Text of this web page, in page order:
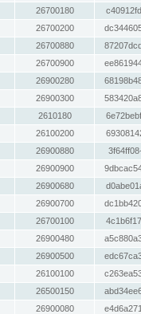
26700180
26700200
26700880
26700900
26900280
26900300
2610180
26100200
26900880
26900900
26900680
26900700
26700100
26900480
26900500
26100100
26500150
26900080